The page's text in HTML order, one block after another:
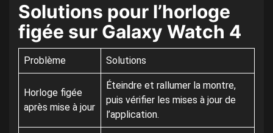
Solutions pour l’horloge
figée sur Galaxy Watch 4
Problème Solutions
Horloge figée
après mise à jour
Éteindre et rallumer la montre,
puis vérifier les mises à jour de
l’application.